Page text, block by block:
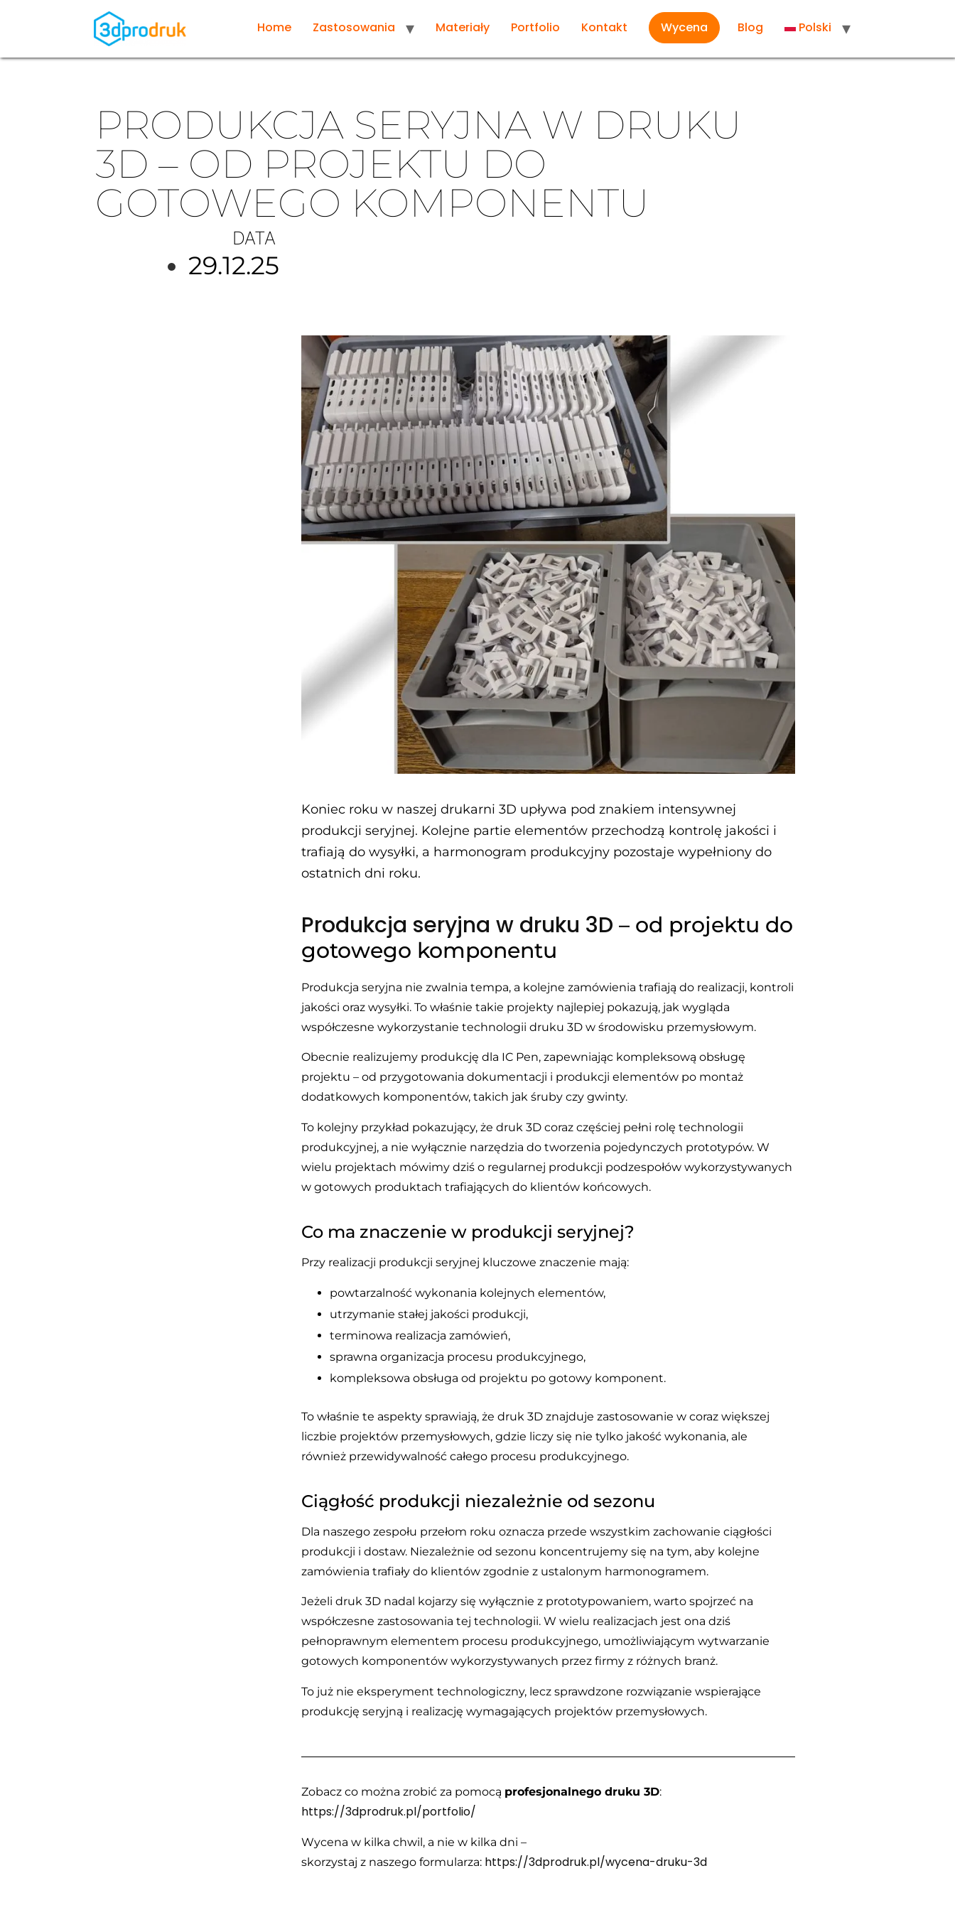
Home Zastosowania Materiały Portfolio Kontakt Wycena Blog Polski
PRODUKCJA SERYJNA W DRUKU
3D – OD PROJEKTU DO
GOTOWEGO KOMPONENTU
DATA
29.12.25
Koniec roku w naszej drukarni 3D upływa pod znakiem intensywnej
produkcji seryjnej. Kolejne partie elementów przechodzą kontrolę jakości i
trafiają do wysyłki, a harmonogram produkcyjny pozostaje wypełniony do
ostatnich dni roku.
Produkcja seryjna w druku 3D – od projektu do
gotowego komponentu
Produkcja seryjna nie zwalnia tempa, a kolejne zamówienia trafiają do realizacji, kontroli
jakości oraz wysyłki. To właśnie takie projekty najlepiej pokazują, jak wygląda
współczesne wykorzystanie technologii druku 3D w środowisku przemysłowym.
Obecnie realizujemy produkcję dla IC Pen, zapewniając kompleksową obsługę
projektu – od przygotowania dokumentacji i produkcji elementów po montaż
dodatkowych komponentów, takich jak śruby czy gwinty.
To kolejny przykład pokazujący, że druk 3D coraz częściej pełni rolę technologii
produkcyjnej, a nie wyłącznie narzędzia do tworzenia pojedynczych prototypów. W
wielu projektach mówimy dziś o regularnej produkcji podzespołów wykorzystywanych
w gotowych produktach trafiających do klientów końcowych.
Co ma znaczenie w produkcji seryjnej?
Przy realizacji produkcji seryjnej kluczowe znaczenie mają:
powtarzalność wykonania kolejnych elementów,
utrzymanie stałej jakości produkcji,
terminowa realizacja zamówień,
sprawna organizacja procesu produkcyjnego,
kompleksowa obsługa od projektu po gotowy komponent.
To właśnie te aspekty sprawiają, że druk 3D znajduje zastosowanie w coraz większej
liczbie projektów przemysłowych, gdzie liczy się nie tylko jakość wykonania, ale
również przewidywalność całego procesu produkcyjnego.
Ciągłość produkcji niezależnie od sezonu
Dla naszego zespołu przełom roku oznacza przede wszystkim zachowanie ciągłości
produkcji i dostaw. Niezależnie od sezonu koncentrujemy się na tym, aby kolejne
zamówienia trafiały do klientów zgodnie z ustalonym harmonogramem.
Jeżeli druk 3D nadal kojarzy się wyłącznie z prototypowaniem, warto spojrzeć na
współczesne zastosowania tej technologii. W wielu realizacjach jest ona dziś
pełnoprawnym elementem procesu produkcyjnego, umożliwiającym wytwarzanie
gotowych komponentów wykorzystywanych przez firmy z różnych branż.
To już nie eksperyment technologiczny, lecz sprawdzone rozwiązanie wspierające
produkcję seryjną i realizację wymagających projektów przemysłowych.
Zobacz co można zrobić za pomocą profesjonalnego druku 3D:
https://3dprodruk.pl/portfolio/
Wycena w kilka chwil, a nie w kilka dni –
skorzystaj z naszego formularza: https://3dprodruk.pl/wycena-druku-3d